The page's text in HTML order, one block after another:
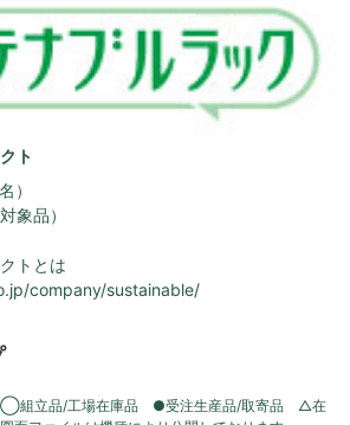
ト
）
象品）
トとは
company/sustainable/
組立品/工場在庫品 ●受注生産品/取寄品 △在